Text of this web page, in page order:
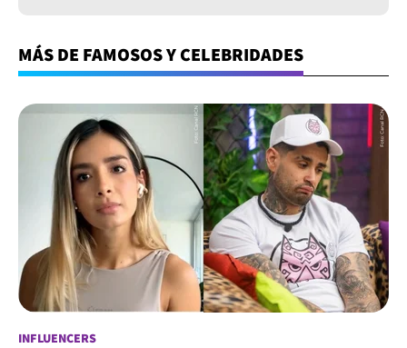
MÁS DE FAMOSOS Y CELEBRIDADES
INFLUENCERS